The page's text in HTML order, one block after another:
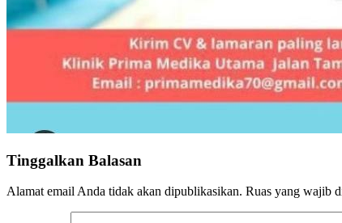
Tinggalkan Balasan
Alamat email Anda tidak akan dipublikasikan. Ruas yang wajib